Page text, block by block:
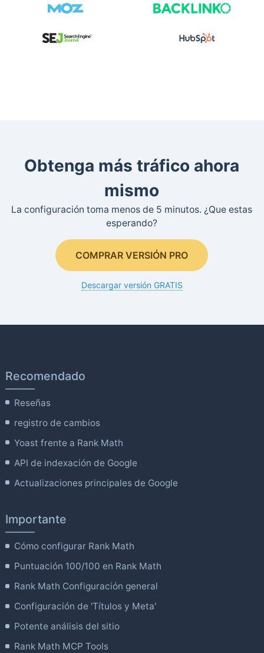
Obtenga más tráfico ahora
mismo
La configuración toma menos de 5 minutos. ¿Que estas
esperando?
COMPRAR VERSIÓN PRO
Descargar versión GRATIS
Recomendado
Reseñas
registro de cambios
Yoast frente a Rank Math
API de indexación de Google
Actualizaciones principales de Google
Importante
Cómo configurar Rank Math
Puntuación 100/100 en Rank Math
Rank Math Configuración general
Configuración de 'Títulos y Meta'
Potente análisis del sitio
Rank Math MCP Tools